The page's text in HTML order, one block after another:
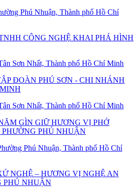
Phú Nhuận, Thành phố Hồ Chí
CÔNG NGHỆ KHAI PHÁ HÌNH
Sơn Nhất, Thành phố Hồ Chí Minh
ĐOÀN PHÚ SƠN - CHI NHÁNH
Sơn Nhất, Thành phố Hồ Chí Minh
GÌN GIỮ HƯƠNG VỊ PHỞ
PHÚ NHUẬN
Phú Nhuận, Thành phố Hồ Chí
NGHỆ – HƯƠNG VỊ NGHỆ AN
PHÚ NHUẬN